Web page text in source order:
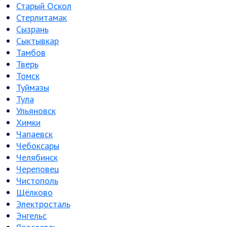
Старый Оскол
Стерлитамак
Сызрань
Сыктывкар
Тамбов
Тверь
Томск
Туймазы
Тула
Ульяновск
Химки
Чапаевск
Чебоксары
Челябинск
Череповец
Чистополь
Щёлково
Электросталь
Энгельс